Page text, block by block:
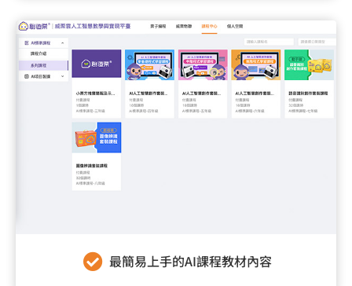
最簡易上手的AI課程教材內容